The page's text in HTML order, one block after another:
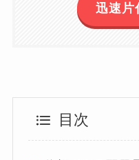
迅速片
目次